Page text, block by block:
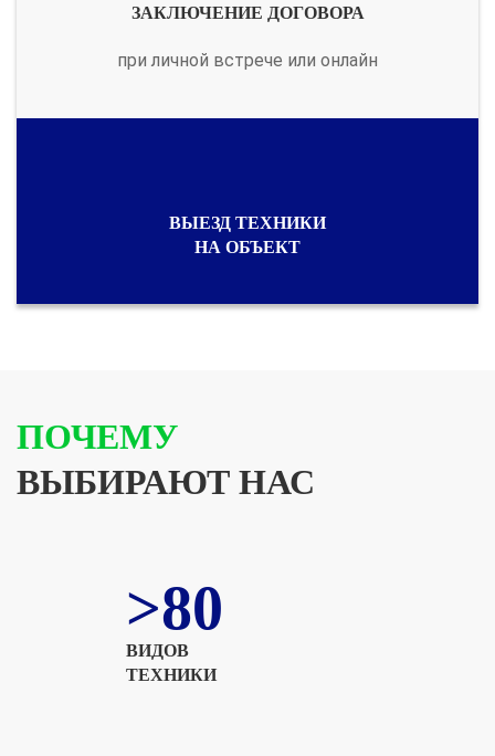
ЗАКЛЮЧЕНИЕ ДОГОВОРА
при личной встрече или онлайн
ВЫЕЗД ТЕХНИКИ
НА ОБЪЕКТ
ПОЧЕМУ
ВЫБИРАЮТ НАС
>80
ВИДОВ
ТЕХНИКИ